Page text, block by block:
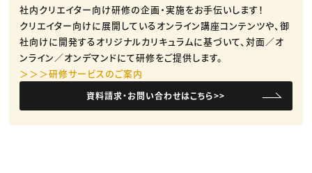
社内クリエイター向け研修の企画・実施をお手伝いします！
クリエイター向けに展開しているオンライン講座コンテンツや、御
社向けに開発するオリジナルカリキュラムに基づいて、対面／オ
ンライン／オンデマンドにて研修をご提供します。
＞＞＞研修サービスのご案内
資料請求・お問い合わせはこちら>>